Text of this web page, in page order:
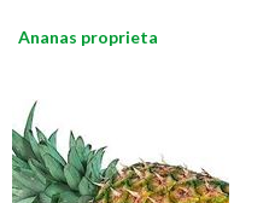
Ananas proprieta